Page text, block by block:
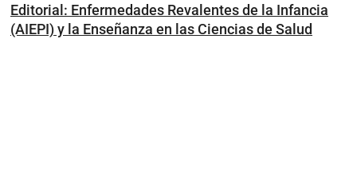
Editorial: Enfermedades Revalentes de la Infancia
(AIEPI) y la Enseñanza en las Ciencias de Salud